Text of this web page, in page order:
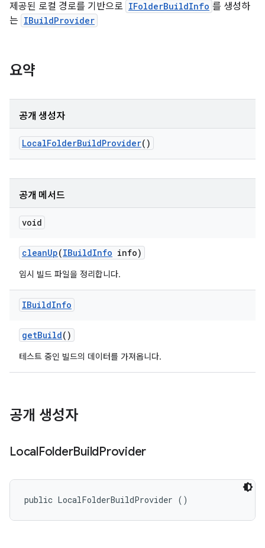
제공된 로컬 경로를 기반으로 IFolderBuildInfo 를 생성하
는 IBuildProvider
요약
공개 생성자
LocalFolderBuildProvider()
공개 메서드
void
cleanUp(IBuildInfo info)
임시 빌드 파일을 정리합니다.
IBuildInfo
getBuild()
테스트 중인 빌드의 데이터를 가져옵니다.
공개 생성자
LocalFolderBuildProvider
public LocalFolderBuildProvider ()